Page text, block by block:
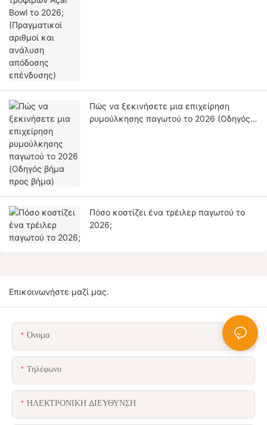
Πώς να ξεκινήσετε μια επιχείρηση
ρυμούλκησης παγωτού το 2026 (Οδηγός
Πόσο κοστίζει ένα τρέιλερ παγωτού το
2026;
Επικοινωνήστε μαζί μας.
Όνομα
Τηλέφωνο
ΗΛΕΚΤΡΟΝΙΚΗ ΔΙΕΥΘΥΝΣΗ